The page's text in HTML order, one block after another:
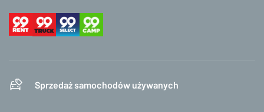
Sprzedaż samochodów używanych